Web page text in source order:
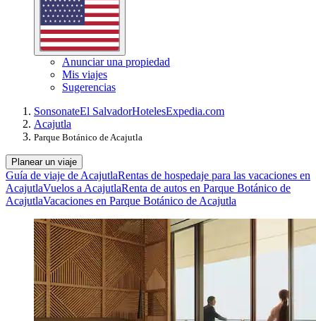
Anunciar una propiedad
Mis viajes
Sugerencias
SonsonateEl SalvadorHotelesExpedia.com
Acajutla
Parque Botánico de Acajutla
Planear un viaje
Guía de viaje de AcajutlaRentas de hospedaje para las vacaciones en
AcajutlaVuelos a AcajutlaRenta de autos en Parque Botánico de
AcajutlaVacaciones en Parque Botánico de Acajutla